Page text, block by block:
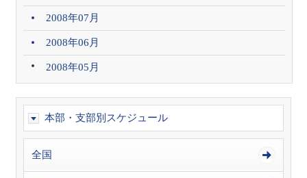
2008年07月
2008年06月
2008年05月
本部・支部別スケジュール
全国